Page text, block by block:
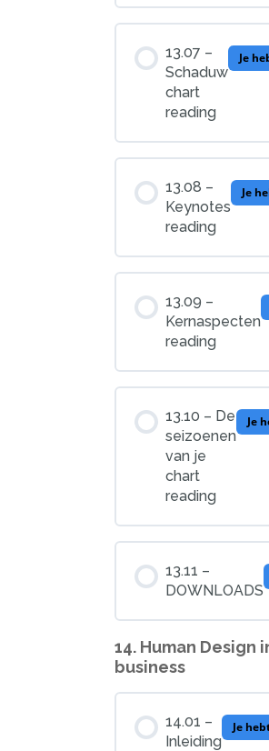
13.07 –
Schaduw
chart
reading
Je
13.08 –
Keynotes
reading
Je
13.09 –
Kernaspecten
reading
13.10 – De
seizoenen
van je
chart
reading
Je
13.11 –
DOWNLOADS
14. Human Design
business
14.01 –
Inleiding
Je